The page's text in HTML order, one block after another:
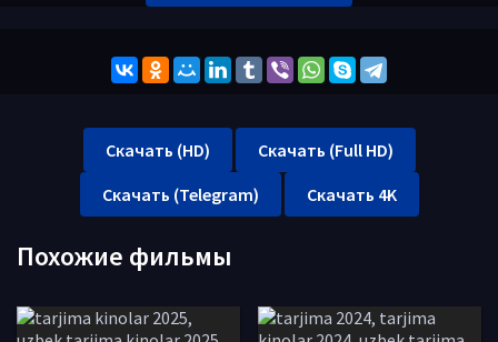
Скачать (HD)
Скачать (Full HD)
Скачать (Telegram)
Скачать 4K
Похожие фильмы